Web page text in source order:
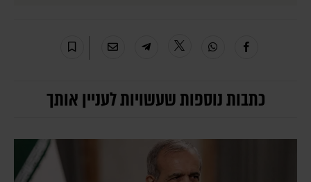
כתבות נוספות שעשויות לעניין אותך